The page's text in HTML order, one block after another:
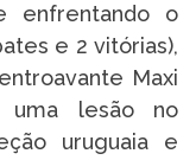
enfrentando o
e 2 vitórias),
Maxi
uma lesão no
uruguaia e